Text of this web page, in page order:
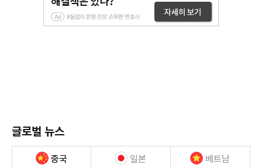
글로벌 뉴스
중국 일본 베트남